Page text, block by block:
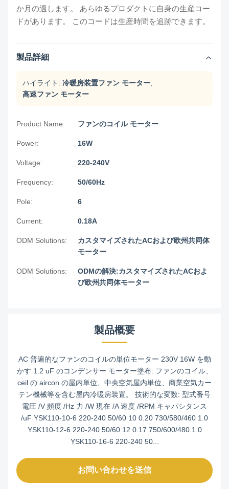
か月の過します。 あらゆるプロダクトに自身の生産コー
ドがあります。 このコードは生産時間を追跡できます。
製品詳細
ハイライト: 冷暖房装置ファン モーター
高速ファン モーター
Product Name: ファンのコイル モーター
Power: 16W
Voltage: 220-240V
Frequency: 50/60Hz
Pole: 6
Current: 0.18A
ODM Solutions:
カスタマイズされたACおよび欧州共同体
モーター
ODM Solutions:
ODMの解決:カスタマイズされたACおよ
び欧州共同体モーター
製品概要
AC 普遍的なファンのコイルの単位モーター 230V 16W を動
かす 1.2 uF のコンデンサー モーター塗布: ファンのコイル、
ceil の aircon の屋内単位、中央空気屋内単位、商業空気カー
テン機械等を含む屋内冷暖房装置。 技術的な変数: 型式番号
電圧 /V 頻度 /Hz 力 /W 現在 /A 速度 /RPM キャパシタンス
/uF YSK110-10-6 220-240 50/60 10 0.20 730/580/460 1.0
YSK110-12-6 220-240 50/60 12 0.17 750/600/480 1.0
YSK110-16-6 220-240 50...
お問い合わせを送信